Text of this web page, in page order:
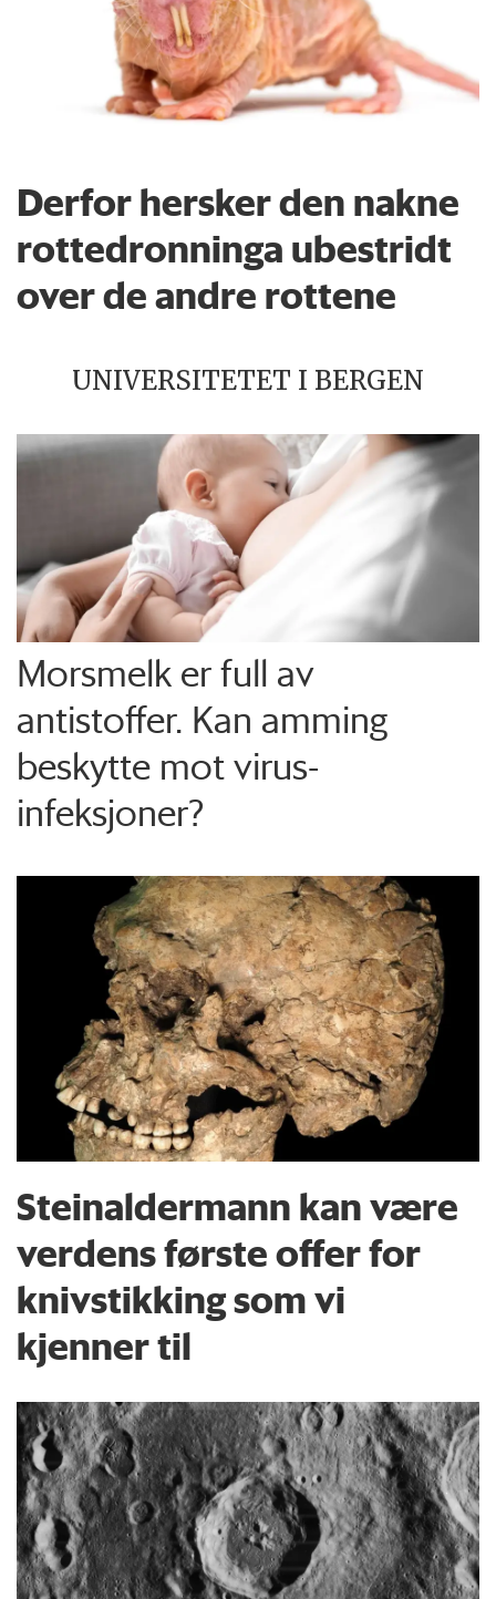
Derfor hersker den nakne
rottedronninga ubestridt
over de andre rottene
UNIVERSITETET I BERGEN
Morsmelk er full av
antistoffer. Kan amming
beskytte mot virus-
infeksjoner?
Steinaldermann kan være
verdens første offer for
knivstikking som vi
kjenner til